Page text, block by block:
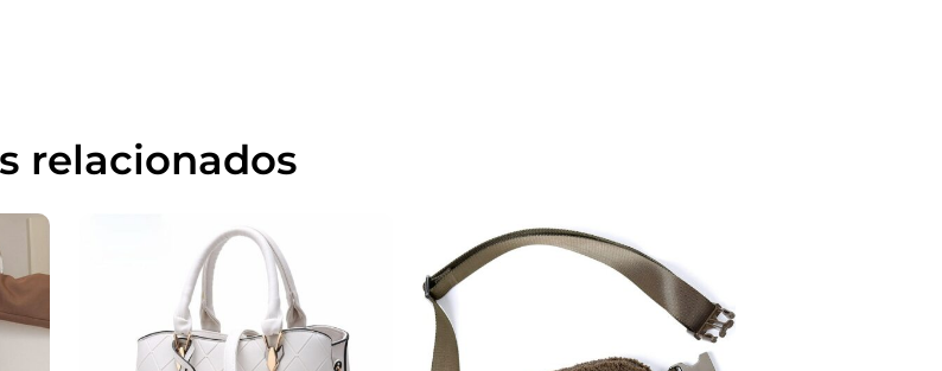
relacionados